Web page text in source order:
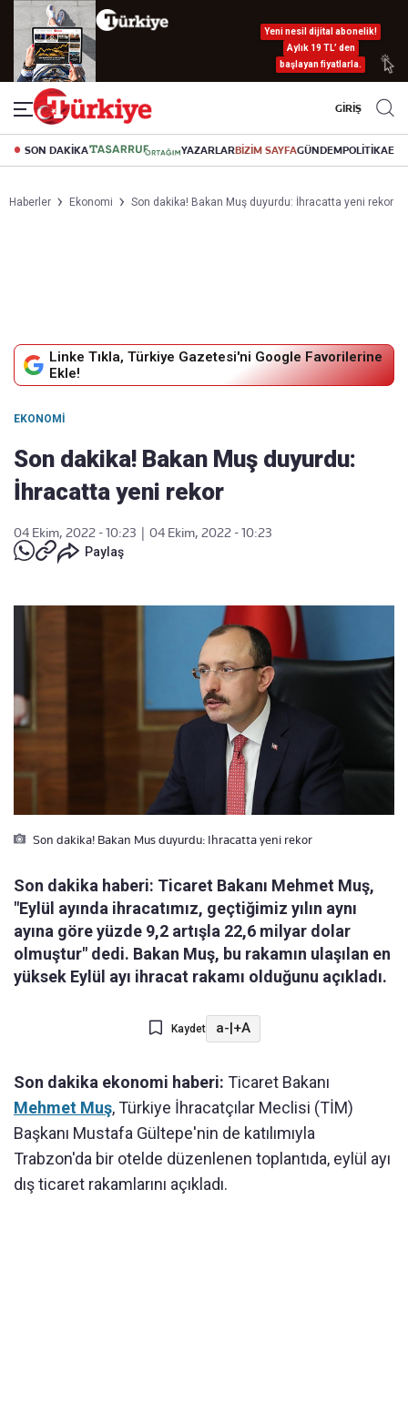
Yeni nesil dijital abonelik!
Aylık 19 TL’ den
başlayan fiyatlarla.
GİRİŞ
SON DAKİKA YAZARLARBİZİM SAYFAGÜNDEMPOLİTİKA
Haberler Ekonomi Son dakika! Bakan Muş duyurdu: İhracatta yeni rekor
Linke Tıkla, Türkiye Gazetesi'ni Google Favorilerine
Ekle!
EKONOMI
Son dakika! Bakan Muş duyurdu:
İhracatta yeni rekor
04 Ekim, 2022 - 10:23
04 Ekim, 2022 - 10:23
Paylaş
Son dakika! Bakan Mus duyurdu: Ihracatta yeni rekor
Son dakika haberi: Ticaret Bakanı Mehmet Muş,
"Eylül ayında ihracatımız, geçtiğimiz yılın aynı
ayına göre yüzde 9,2 artışla 22,6 milyar dolar
olmuştur" dedi. Bakan Muş, bu rakamın ulaşılan en
yüksek Eylül ayı ihracat rakamı olduğunu açıkladı.
Kaydet a- +A
Son dakika ekonomi haberi: Ticaret Bakanı
Mehmet Muş,Türkiye İhracatçılar Meclisi (TİM)
Başkanı Mustafa Gültepe'nin de katılımıyla
Trabzon'da bir otelde düzenlenen toplantıda, eylül ayı
dış ticaret rakamlarını açıkladı.